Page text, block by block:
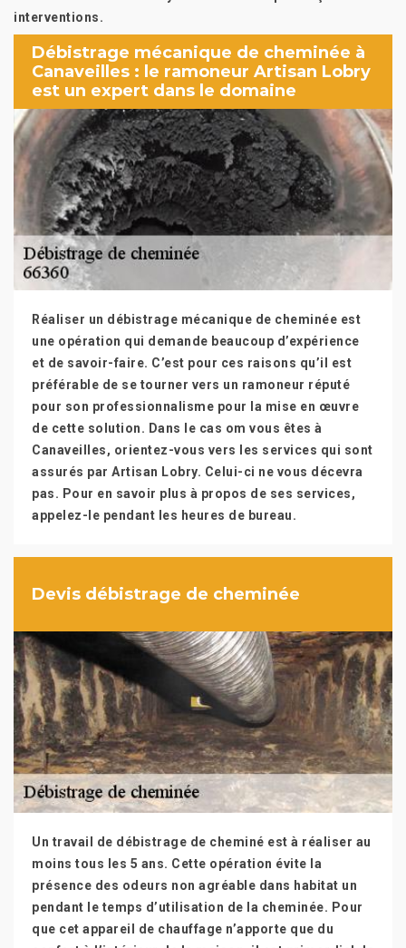
interventions.
Débistrage mécanique de cheminée à
Canaveilles : le ramoneur Artisan Lobry
est un expert dans le domaine
Réaliser un débistrage mécanique de cheminée est
une opération qui demande beaucoup d’expérience
et de savoir-faire. C’est pour ces raisons qu’il est
préférable de se tourner vers un ramoneur réputé
pour son professionnalisme pour la mise en œuvre
de cette solution. Dans le cas om vous êtes à
Canaveilles, orientez-vous vers les services qui sont
assurés par Artisan Lobry. Celui-ci ne vous décevra
pas. Pour en savoir plus à propos de ses services,
appelez-le pendant les heures de bureau.
Devis débistrage de cheminée
Un travail de débistrage de cheminé est à réaliser au
moins tous les 5 ans. Cette opération évite la
présence des odeurs non agréable dans habitat un
pendant le temps d’utilisation de la cheminée. Pour
que cet appareil de chauffage n’apporte que du